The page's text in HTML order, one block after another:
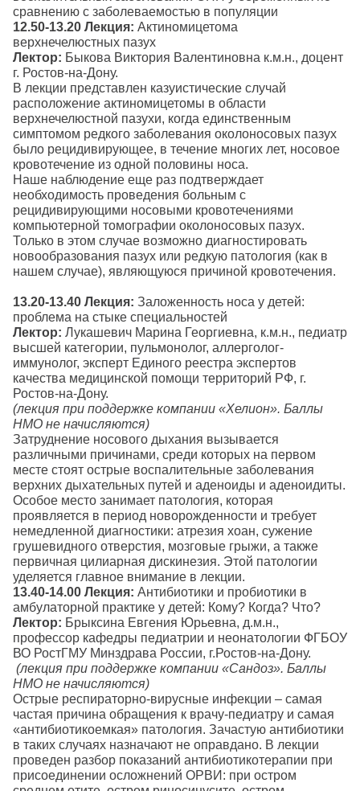
сравнению с заболеваемостью в популяции
12.50-13.20 Лекция: Актиномицетома
верхнечелюстных пазух
Лектор: Быкова Виктория Валентиновна к.м.н., доцент
г. Ростов-на-Дону.
В лекции представлен казуистические случай
расположение актиномицетомы в области
верхнечелюстной пазухи, когда единственным
симптомом редкого заболевания околоносовых пазух
было рецидивирующее, в течение многих лет, носовое
кровотечение из одной половины носа.
Наше наблюдение еще раз подтверждает
необходимость проведения больным с
рецидивирующими носовыми кровотечениями
компьютерной томографии околоносовых пазух.
Только в этом случае возможно диагностировать
новообразования пазух или редкую патология (как в
нашем случае), являющуюся причиной кровотечения.
13.20-13.40 Лекция: Заложенность носа у детей:
проблема на стыке специальностей
Лектор: Лукашевич Марина Георгиевна, к.м.н., педиатр
высшей категории, пульмонолог, аллерголог-
иммунолог, эксперт Единого реестра экспертов
качества медицинской помощи территорий РФ, г.
Ростов-на-Дону.
(лекция при поддержке компании «Хелион». Баллы
НМО не начисляются)
Затруднение носового дыхания вызывается
различными причинами, среди которых на первом
месте стоят острые воспалительные заболевания
верхних дыхательных путей и аденоиды и аденоидиты.
Особое место занимает патология, которая
проявляется в период новорожденности и требует
немедленной диагностики: атрезия хоан, сужение
грушевидного отверстия, мозговые грыжи, а также
первичная цилиарная дискинезия. Этой патологии
уделяется главное внимание в лекции.
13.40-14.00 Лекция: Антибиотики и пробиотики в
амбулаторной практике у детей: Кому? Когда? Что?
Лектор: Брыксина Евгения Юрьевна, д.м.н.,
профессор кафедры педиатрии и неонатологии ФГБОУ
ВО РостГМУ Минздрава России, г.Ростов-на-Дону.
(лекция при поддержке компании «Сандоз». Баллы
НМО не начисляются)
Острые респираторно-вирусные инфекции – самая
частая причина обращения к врачу-педиатру и самая
«антибиотикоемкая» патология. Зачастую антибиотики
в таких случаях назначают не оправдано. В лекции
проведен разбор показаний антибиотикотерапии при
присоединении осложнений ОРВИ: при остром